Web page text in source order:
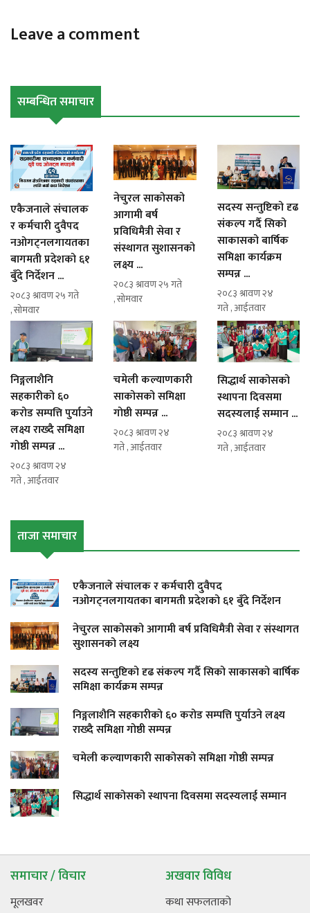
Leave a comment
सम्बन्धित समाचार
एकैजनाले संचालक
र कर्मचारी दुवैपद
नओगट्नलगायतका
बागमती प्रदेशको ६१
बुँदे निर्देशन ...
२०८३ श्रावण २५ गते
, सोमवार
नेचुरल साकोसको
आगामी बर्ष
प्रविधिमैत्री सेवा र
संस्थागत सुशासनको
लक्ष्य ...
२०८३ श्रावण २५ गते
, सोमवार
सदस्य सन्तुष्टिको दृढ
संकल्प गर्दै सिको
साकासको बार्षिक
समिक्षा कार्यक्रम
सम्पन्न ...
२०८३ श्रावण २४
गते , आईतवार
निङ्गलाशैनि
सहकारीको ६०
करोड सम्पत्ति पुर्याउने
लक्ष्य राख्दै समिक्षा
गोष्ठी सम्पन्न ...
२०८३ श्रावण २४
गते , आईतवार
चमेली कल्याणकारी
साकोसको समिक्षा
गोष्ठी सम्पन्न ...
२०८३ श्रावण २४
गते , आईतवार
सिद्धार्थ साकोसको
स्थापना दिवसमा
सदस्यलाई सम्मान ...
२०८३ श्रावण २४
गते , आईतवार
ताजा समाचार
एकैजनाले संचालक र कर्मचारी दुवैपद
नओगट्नलगायतका बागमती प्रदेशको ६१ बुँदे निर्देशन
नेचुरल साकोसको आगामी बर्ष प्रविधिमैत्री सेवा र संस्थागत
सुशासनको लक्ष्य
सदस्य सन्तुष्टिको दृढ संकल्प गर्दै सिको साकासको बार्षिक
समिक्षा कार्यक्रम सम्पन्न
निङ्गलाशैनि सहकारीको ६० करोड सम्पत्ति पुर्याउने लक्ष्य
राख्दै समिक्षा गोष्ठी सम्पन्न
चमेली कल्याणकारी साकोसको समिक्षा गोष्ठी सम्पन्न
सिद्धार्थ साकोसको स्थापना दिवसमा सदस्यलाई सम्मान
समाचार / विचार
मूलखवर
अखवार विविध
कथा सफलताको